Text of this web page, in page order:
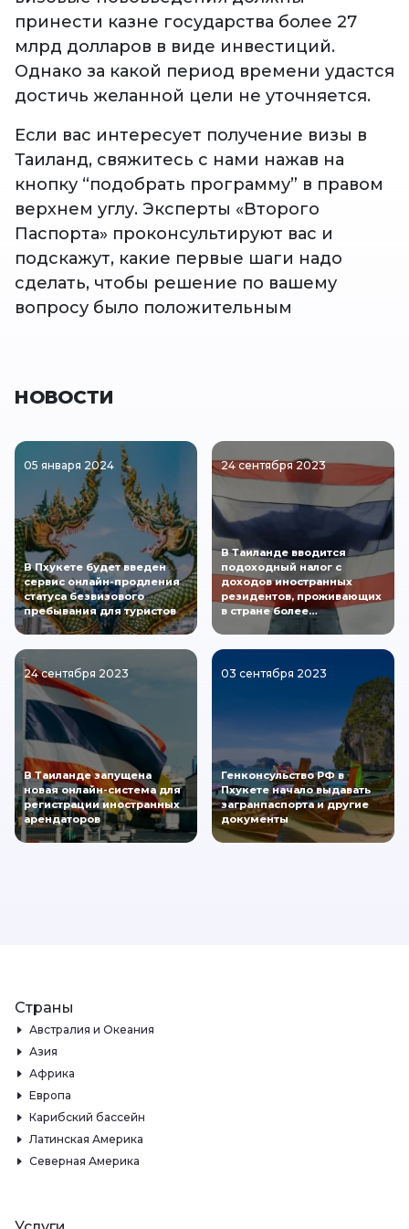
принести казне государства более 27
млрд долларов в виде инвестиций.
Однако за какой период времени удастся
достичь желанной цели не уточняется.
Если вас интересует получение визы в
Таиланд, свяжитесь с нами нажав на
кнопку “подобрать программу” в правом
верхнем углу. Эксперты «Второго
Паспорта» проконсультируют вас и
подскажут, какие первые шаги надо
сделать, чтобы решение по вашему
вопросу было положительным
НОВОСТИ
05 января 2024
В Пхукете будет введен
сервис онлайн-продления
статуса безвизового
пребывания для туристов
24 сентября 2023
В Таиланде вводится
подоходный налог с
доходов иностранных
резидентов, проживающих
в стране более…
24 сентября 2023
В Таиланде запущена
новая онлайн-система для
регистрации иностранных
арендаторов
03 сентября 2023
Генконсульство РФ в
Пхукете начало выдавать
загранпаспорта и другие
документы
Страны
Австралия и Океания
Азия
Африка
Европа
Карибский бассейн
Латинская Америка
Северная Америка